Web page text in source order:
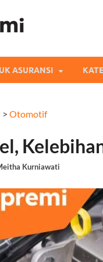
ASURANSI
> Otomotif
Kurniawati